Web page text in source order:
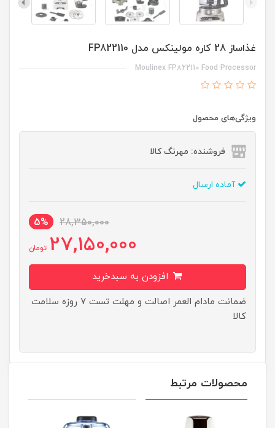
غذاساز 28 کاره مولینکس مدل FP822110
Moulinex FP822110 Food Processor
ویژگی‌های محصول
فروشنده: مهرنگ کالا
آماده ارسال
28,350,000
5%
27,150,000 تومان
ضمانت مادام العمر اصالت و مهلت تست ۷ روزه سلامت
کالا
محصولات مرتبط